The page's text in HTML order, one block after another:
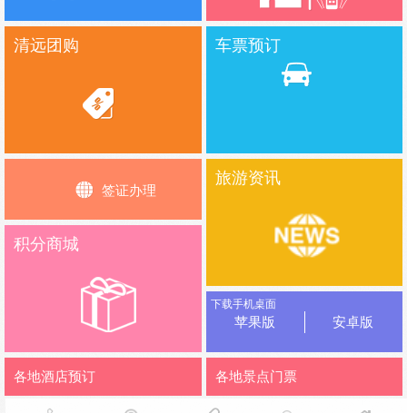
清远团购 车票预订
签证办理
旅游资讯
积分商城
下载手机桌面
苹果版 安卓版
各地酒店预订 各地景点门票